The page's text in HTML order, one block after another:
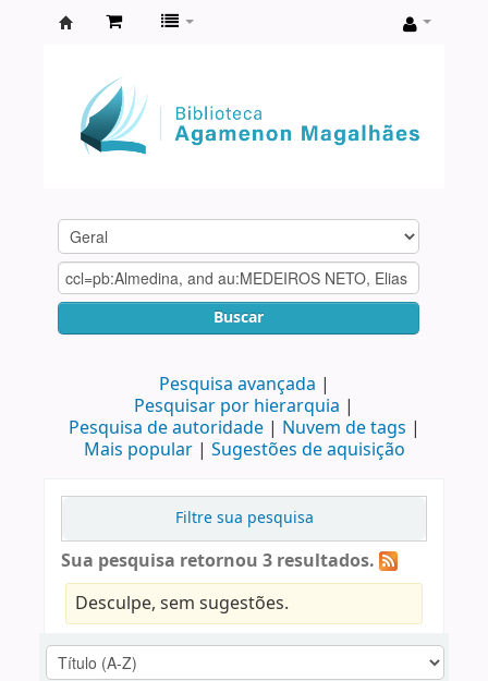
Agamenon
Magalhães
Buscar
Pesquisa avançada
Pesquisar por hierarquia
Pesquisa de autoridade
Nuvem de tags
Mais popular
Sugestões de aquisição
Filtre sua pesquisa
Sua pesquisa retornou 3 resultados.
Desculpe, sem sugestões.